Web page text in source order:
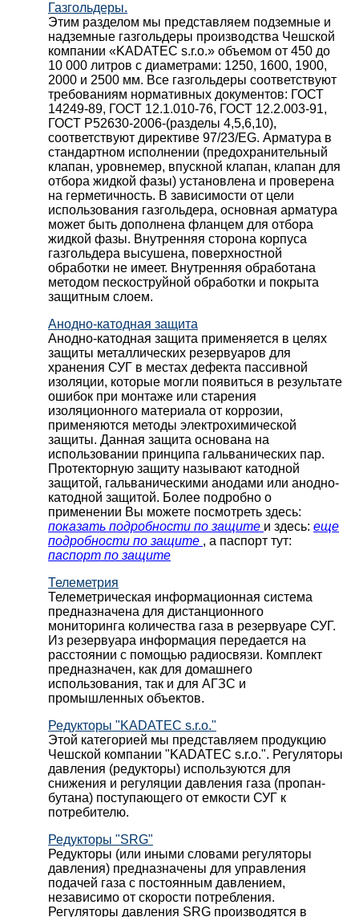
Газгольдеры.
Этим разделом мы представляем подземные и
надземные газгольдеры производства Чешской
компании «KADATEC s.r.o.» объемом от 450 до
10 000 литров с диаметрами: 1250, 1600, 1900,
2000 и 2500 мм. Все газгольдеры соответствуют
требованиям нормативных документов: ГОСТ
14249-89, ГОСТ 12.1.010-76, ГОСТ 12.2.003-91,
ГОСТ Р52630-2006-(разделы 4,5,6,10),
соответствуют директиве 97/23/EG. Арматура в
стандартном исполнении (предохранительный
клапан, уровнемер, впускной клапан, клапан для
отбора жидкой фазы) установлена и проверена
на герметичность. В зависимости от цели
использования газгольдера, основная арматура
может быть дополнена фланцем для отбора
жидкой фазы. Внутренняя сторона корпуса
газгольдера высушена, поверхностной
обработки не имеет. Внутренняя обработана
методом пескоструйной обработки и покрыта
защитным слоем.
Анодно-катодная защита
Анодно-катодная защита применяется в целях
защиты металлических резервуаров для
хранения СУГ в местах дефекта пассивной
изоляции, которые могли появиться в результате
ошибок при монтаже или старения
изоляционного материала от коррозии,
применяются методы электрохимической
защиты. Данная защита основана на
использовании принципа гальванических пар.
Протекторную защиту называют катодной
защитой, гальваническими анодами или анодно-
катодной защитой. Более подробно о
применении Вы можете посмотреть здесь:
показать подробности по защите и здесь: еще
подробности по защите , а паспорт тут:
паспорт по защите
Телеметрия
Телеметрическая информационная система
предназначена для дистанционного
мониторинга количества газа в резервуаре СУГ.
Из резервуара информация передается на
расстоянии с помощью радиосвязи. Комплект
предназначен, как для домашнего
использования, так и для АГЗС и
промышленных объектов.
Редукторы "KADATEC s.r.o."
Этой категорией мы представляем продукцию
Чешской компании "KADATEC s.r.o.". Регуляторы
давления (редукторы) используются для
снижения и регуляции давления газа (пропан-
бутана) поступающего от емкости СУГ к
потребителю.
Редукторы "SRG"
Редукторы (или иными словами регуляторы
давления) предназначены для управления
подачей газа с постоянным давлением,
независимо от скорости потребления.
Регуляторы давления SRG производятся в